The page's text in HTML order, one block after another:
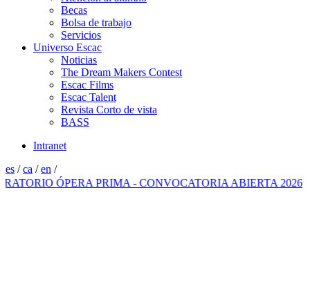
Becas
Bolsa de trabajo
Servicios
Universo Escac
Noticias
The Dream Makers Contest
Escac Films
Escac Talent
Revista Corto de vista
BASS
Intranet
es /ca /en /
ÓPERA PRIMA - CONVOCATORIA ABIERTA 2026